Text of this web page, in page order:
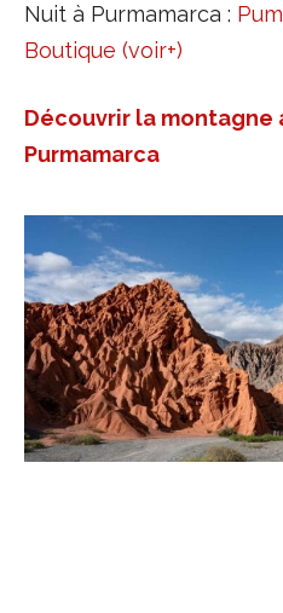
Nuit à Purmamarca :
Boutique (voir+)
Découvrir la montagne
Purmamarca